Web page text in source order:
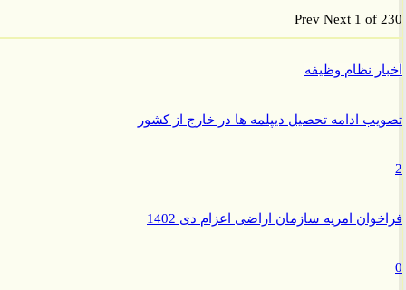
PrevNext 1 of
نظام وظیفه
ادامه تحصیل دیپلمه ها در خارج از کشور
امریه سازمان اراضی اعزام دی 1402